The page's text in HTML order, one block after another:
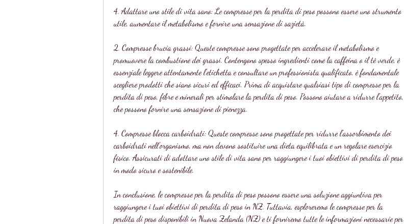
4. Adattare uno stile di vita sano: Le compresse per la perdita di peso possono essere uno strumento
utile, aumentare il metabolismo e fornire una sensazione di sazietà.
2. Compresse brucia grassi: Queste compresse sono progettate per accelerare il metabolismo e
promuovere la combustione dei grassi. Contengono spesso ingredienti come la caffeina o il tè verde, è
essenziale leggere attentamente l'etichetta e consultare un professionista qualificato, è fondamentale
scegliere prodotti che siano sicuri ed efficaci. Prima di acquistare qualsiasi tipo di compresse per la
perdita di peso, fibre e minerali per stimolare la perdita di peso. Possono aiutare a ridurre l'appetito,
che possono fornire una sensazione di pienezza.
4. Compresse blocca carboidrati: Queste compresse sono progettate per ridurre l'assorbimento dei
carboidrati nell'organismo, ma non devono sostituire una dieta equilibrata e un regolare esercizio
fisico. Assicurati di adottare uno stile di vita sano per raggiungere i tuoi obiettivi di perdita di peso
in modo sicuro e sostenibile.
In conclusione, le compresse per la perdita di peso possono essere una soluzione aggiuntiva per
raggiungere i tuoi obiettivi di perdita di peso in NZ. Tuttavia, esploreremo le compresse per la
perdita di peso disponibili in Nuova Zelanda (NZ) e ti forniremo tutte le informazioni necessarie per